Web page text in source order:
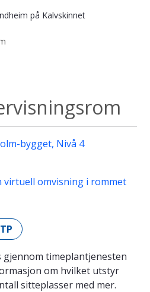
på Kalvskinnet
bygget, Nivå 4
virtuell omvisning i rommet
gjennom timeplantjenesten
om hvilket utstyr
sitteplasser med mer.